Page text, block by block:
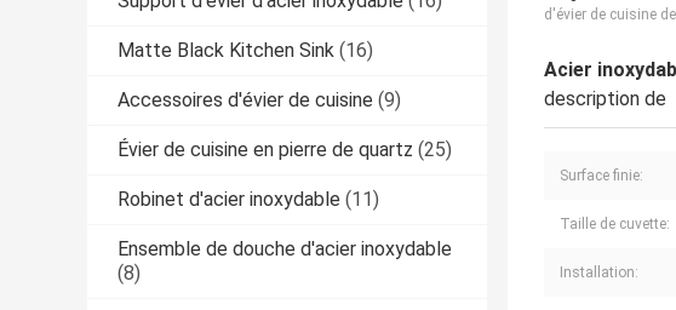
Matte Black Kitchen Sink (16)
Accessoires d'évier de cuisine (9)
Évier de cuisine en pierre de quartz (25)
Robinet d'acier inoxydable (11)
Ensemble de douche d'acier inoxydable
(8)
d'évier de cuisine
Acier
description de
Surface finie:
Taille de cuvette:
Installation: